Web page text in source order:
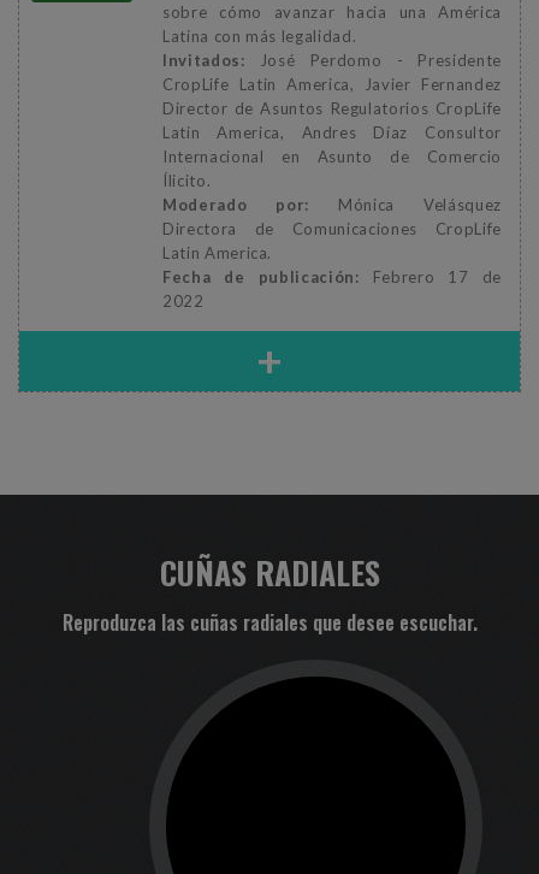
sobre cómo avanzar hacia una América
Latina con más legalidad.
Invitados: José Perdomo - Presidente
CropLife Latin America, Javier Fernandez
Director de Asuntos Regulatorios CropLife
Latin America, Andres Díaz Consultor
Internacional en Asunto de Comercio
Ílicito.
Moderado por: Mónica Velásquez
Directora de Comunicaciones CropLife
Latin America.
Fecha de publicación: Febrero 17 de
2022
+
CUÑAS RADIALES
Reproduzca las cuñas radiales que desee escuchar.